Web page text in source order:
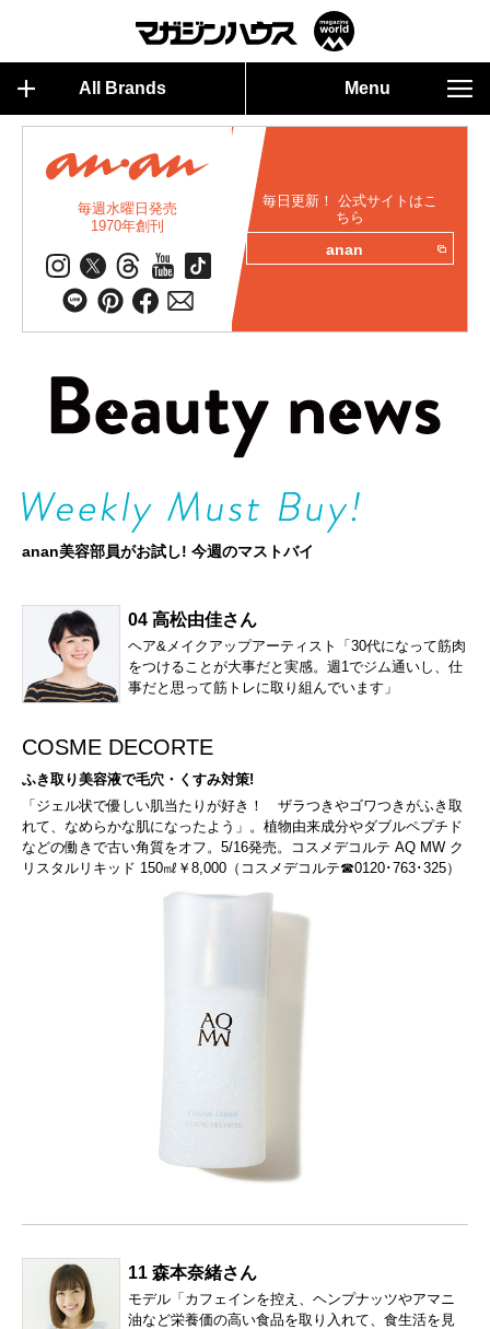
All Brands Menu
毎週水曜日発売
1970年創刊
毎日更新！ 公式サイトはこ
ちら
anan
anan美容部員がお試し! 今週のマストバイ
04 高松由佳さん
ヘア&メイクアップアーティスト「30代になって筋肉
をつけることが大事だと実感。週1でジム通いし、仕
事だと思って筋トレに取り組んでいます」
COSME DECORTE
ふき取り美容液で毛穴・くすみ対策!
「ジェル状で優しい肌当たりが好き！ ザラつきやゴワつきがふき取
れて、なめらかな肌になったよう」。植物由来成分やダブルペプチド
などの働きで古い角質をオフ。5/16発売。コスメデコルテ AQ MW ク
リスタルリキッド 150㎖￥8,000（コスメデコルテ☎0120･763･325）
11 森本奈緒さん
モデル「カフェインを控え、ヘンプナッツやアマニ
油など栄養価の高い食品を取り入れて、食生活を見